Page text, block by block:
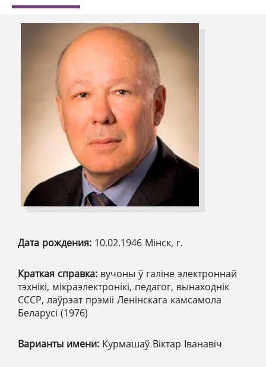
Дата рождения: 10.02.1946 Мінск, г.
Краткая справка: вучоны ў галіне электроннай
тэхнікі, мікраэлектронікі, педагог, вынаходнік
СССР, лаўрэат прэміі Ленінскага камсамола
Беларусі (1976)
Варианты имени: Курмашаў Віктар Іванавіч